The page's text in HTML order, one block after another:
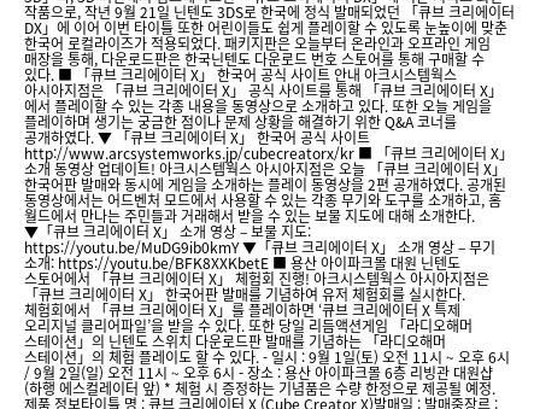
작품으로, 작년 9월 21일 닌텐도 3DS로 한국에 정식 발매되었던 「큐브 크리에이터
DX」에 이어 이번 타이틀 또한 어린이들도 쉽게 플레이할 수 있도록 눈높이에 맞춘
한국어 로컬라이즈가 적용되었다. 패키지판은 오늘부터 온라인과 오프라인 게임
매장을 통해, 다운로드판은 한국닌텐도 다운로드 번호 스토어를 통해 구매할 수
있다. ■ 「큐브 크리에이터 X」 한국어 공식 사이트 안내 아크시스템웍스
아시아지점은 「큐브 크리에이터 X」 공식 사이트를 통해 「큐브 크리에이터 X」
에서 플레이할 수 있는 각종 내용을 동영상으로 소개하고 있다. 또한 오늘 게임을
플레이하며 생기는 궁금한 점이나 문제 상황을 해결하기 위한 Q&A 코너를
공개하였다. ▼ 「큐브 크리에이터 X」 한국어 공식 사이트
http://www.arcsystemworks.jp/cubecreatorx/kr ■ 「큐브 크리에이터 X」
소개 동영상 업데이트! 아크시스템웍스 아시아지점은 오늘 「큐브 크리에이터 X」
한국어판 발매와 동시에 게임을 소개하는 플레이 동영상을 2편 공개하였다. 공개된
동영상에서는 어드벤처 모드에서 사용할 수 있는 각종 무기와 도구를 소개하고, 홈
월드에서 만나는 주민들과 거래해서 받을 수 있는 보물 지도에 대해 소개한다.
▼「큐브 크리에이터 X」 소개 영상 – 보물 지도:
https://youtu.be/MuDG9ib0kmY ▼「큐브 크리에이터 X」 소개 영상 – 무기
소개: https://youtu.be/BFK8XXKbetE ■ 용산 아이파크몰 대원 닌텐도
스토어에서 「큐브 크리에이터 X」 체험회 진행! 아크시스템웍스 아시아지점은
「큐브 크리에이터 X」 한국어판 발매를 기념하여 유저 체험회를 실시한다.
체험회에서 「큐브 크리에이터 X」를 플레이하면 ‘큐브 크리에이터 X 특제
오리지널 클리어파일’을 받을 수 있다. 또한 당일 리듬액션게임 「라디오해머
스테이션」의 닌텐도 스위치 다운로드판 발매를 기념하는 「라디오해머
스테이션」의 체험 플레이도 할 수 있다. - 일시 : 9월 1일(토) 오전 11시 ~ 오후 6시
/ 9월 2일(일) 오전 11시 ~ 오후 6시 - 장소 : 용산 아이파크몰 6층 리빙관 대원샵
(하행 에스컬레이터 앞) * 체험 시 증정하는 기념품은 수량 한정으로 제공될 예정.
제품 정보타이틀 명 : 큐브 크리에이터 X (Cube Creator X)발매일 : 발매중장르 :